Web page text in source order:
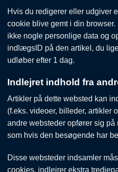
Hvis du redigerer eller udgiver
cookie blive gemt i din
ikke nogle personlige data og
indlægsID på den artikel, du
udløber efter 1 dag.
Indlejret indhold fra
Artikler på dette websted kan
(f.eks. videoer, billeder, artikler
andre websteder opfører sig på
som hvis den besøgende har
Disse websteder indsamler
cookies, indlejrer ekstra